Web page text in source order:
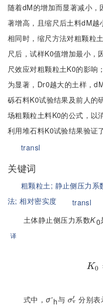
随着dM的增加而显著减小，
著增高，且缩尺后土料dM
相同时，缩尺方法对粗颗粒
尺后，试样K0值增加最小，
尺效应对粗颗粒土K0的影响
为显著，Dr0越大的土样，
砾石料K0试验结果及前人的
场粗颗粒土料K0的公式，以
利用堆石料K0试验结果验证
transl
关键词
粗颗粒土; 静止侧压力
法;相对密实度
transl
土体静止侧压力系数K0
译
K0
K0=
式中， σ'h与 σ′
v 分别表